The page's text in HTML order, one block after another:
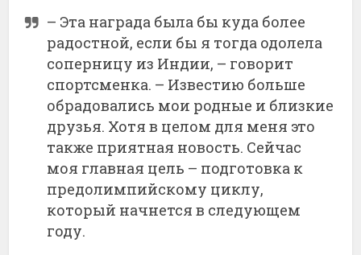
– Эта награда была бы куда более
радостной, если бы я тогда одолела
соперницу из Индии, – говорит
спортсменка. – Известию больше
обрадовались мои родные и близкие
друзья. Хотя в целом для меня это
также приятная новость. Сейчас
моя главная цель – подготовка к
предолимпийскому циклу,
который начнется в следующем
году.